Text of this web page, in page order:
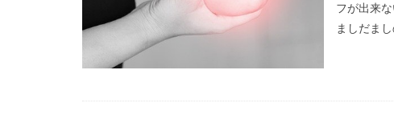
フが出来
ましだま